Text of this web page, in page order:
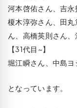
河本啓佑さん、吉永
榎木淳弥さん、田
ん、高橋英則さん
【31代目~】
堀江瞬さん、中島
となっています。